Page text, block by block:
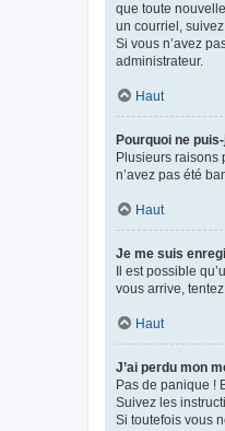
que toute
un courriel,
Si vous n’avez
administrateur.
Haut
Pourquoi ne
Plusieurs raisons
n’avez pas été
Haut
Je me suis
Il est possible
vous arrive,
Haut
J’ai perdu mon
Pas de panique !
Suivez les
Si toutefois vous